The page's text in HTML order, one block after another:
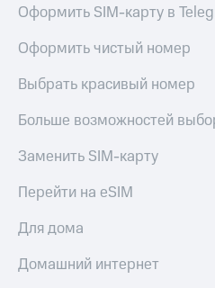
Оформить SIM-карту в
Оформить чистый номер
Выбрать красивый номер
Больше возможностей
Заменить SIM-карту
Перейти на eSIM
Для дома
Домашний интернет